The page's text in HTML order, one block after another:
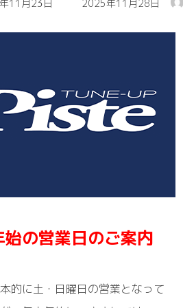
11月23日 2025年11月28日
始の営業日のご案内
的に土・日曜日の営業となって